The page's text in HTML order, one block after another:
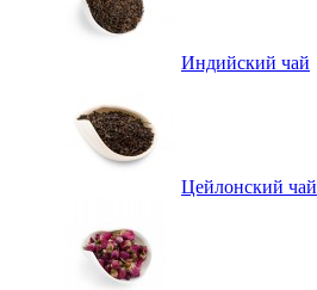
Индийский чай
Цейлонский чай